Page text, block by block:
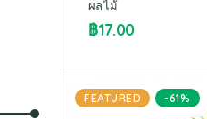
ผลไม้
฿17.00
FEATURED -61%